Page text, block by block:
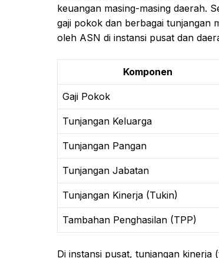
keuangan masing-masing daerah.
gaji pokok dan berbagai tunjangan
oleh ASN di instansi pusat dan
Komponen
Gaji Pokok
Tunjangan Keluarga
Tunjangan Pangan
Tunjangan Jabatan
Tunjangan Kinerja (Tukin)
Tambahan Penghasilan (TPP)
Di instansi pusat, tunjangan kinerja